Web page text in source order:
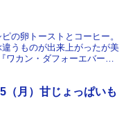
の卵トーストとコーヒー。
うものが出来上がったが美
ワカン・ダフォーエバー』
（月）甘じょっぱいも